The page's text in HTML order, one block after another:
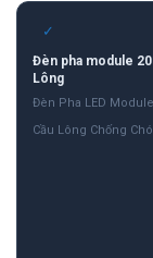
✓
Đèn pha module
Lông
Đèn Pha LED
Cầu Lông Chống